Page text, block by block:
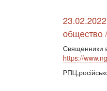
общество
Священники
https://